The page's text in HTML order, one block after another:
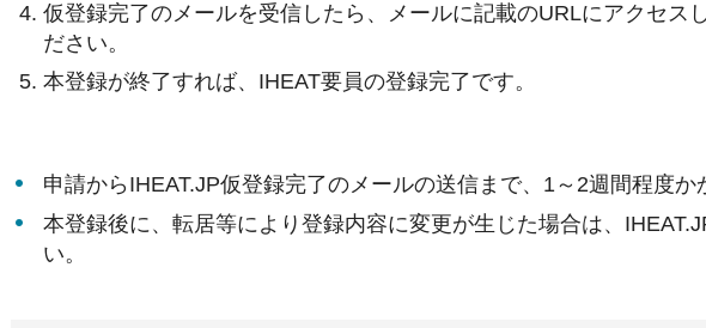
仮登録完了のメールを受信したら、メールに記載のURLにアクセス
ださい。
本登録が終了すれば、IHEAT要員の登録完了です。
申請からIHEAT.JP仮登録完了のメールの送信まで、1～2週間程度か
本登録後に、転居等により登録内容に変更が生じた場合は、
い。